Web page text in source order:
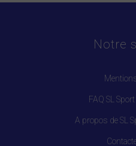
Notre
FAQ SL
A propos de SL